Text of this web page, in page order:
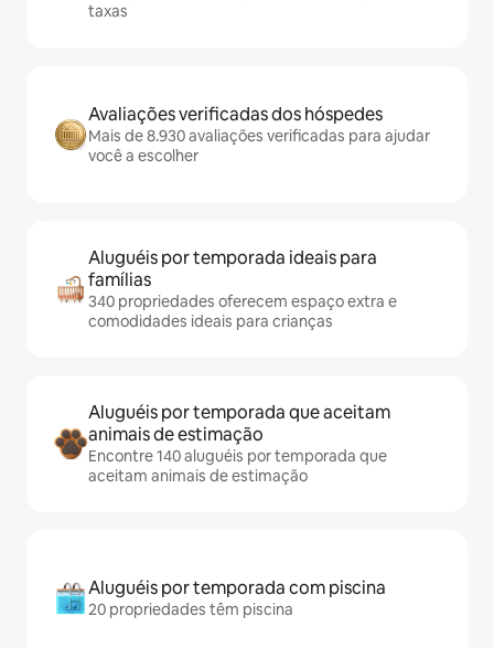
taxas
Avaliações verificadas dos hóspedes
Mais de 8.930 avaliações verificadas para ajudar
você a escolher
Aluguéis por temporada ideais para
famílias
340 propriedades oferecem espaço extra e
comodidades ideais para crianças
Aluguéis por temporada que aceitam
animais de estimação
Encontre 140 aluguéis por temporada que
aceitam animais de estimação
Aluguéis por temporada com piscina
20 propriedades têm piscina